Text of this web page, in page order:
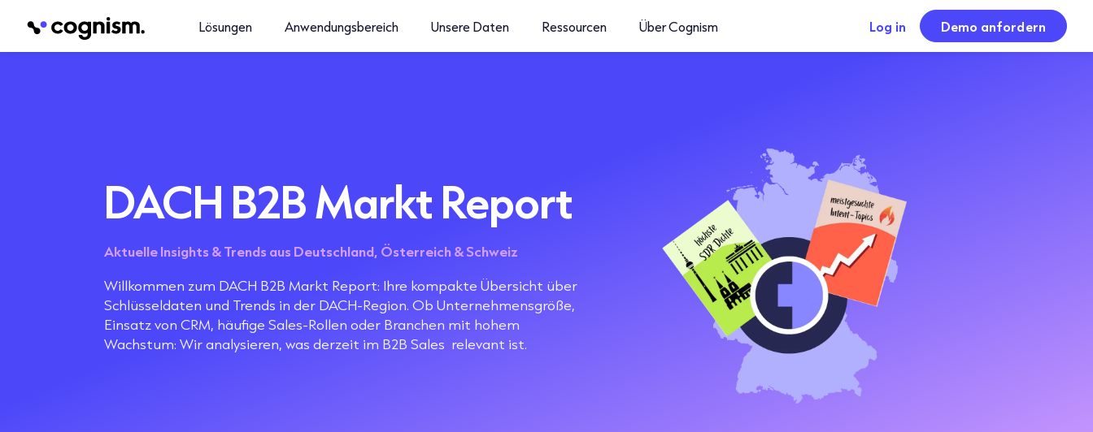
Lösungen Anwendungsbereich Unsere Daten Ressourcen Über Cognism Log in Demo anfordern
DACH B2B Markt Report
Aktuelle Insights & Trends aus Deutschland, Österreich & Schweiz
Willkommen zum DACH B2B Markt Report: Ihre kompakte Übersicht über
Schlüsseldaten und Trends in der DACH-Region. Ob Unternehmensgröße,
Einsatz von CRM, häufige Sales-Rollen oder Branchen mit hohem
Wachstum: Wir analysieren, was derzeit im B2B Sales relevant ist.